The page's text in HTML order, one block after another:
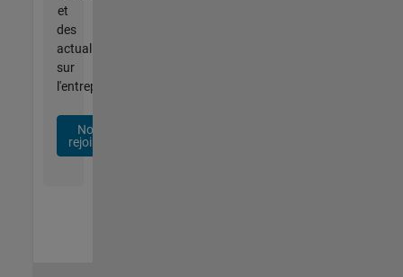
et
des
actualités
sur
l'entreprise.
Nous
rejoindre